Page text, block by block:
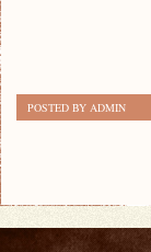
POSTED BY ADMIN